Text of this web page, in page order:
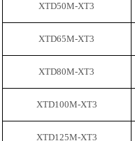
XTD50M-XT3
XTD65M-XT3
XTD80M-XT3
XTD100M-XT3
XTD125M-XT3